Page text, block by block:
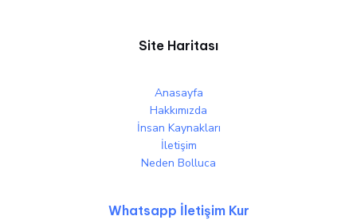
Site Haritası
Anasayfa
Hakkımızda
İnsan Kaynakları
İletişim
Neden Bolluca
Whatsapp İletişim Kur